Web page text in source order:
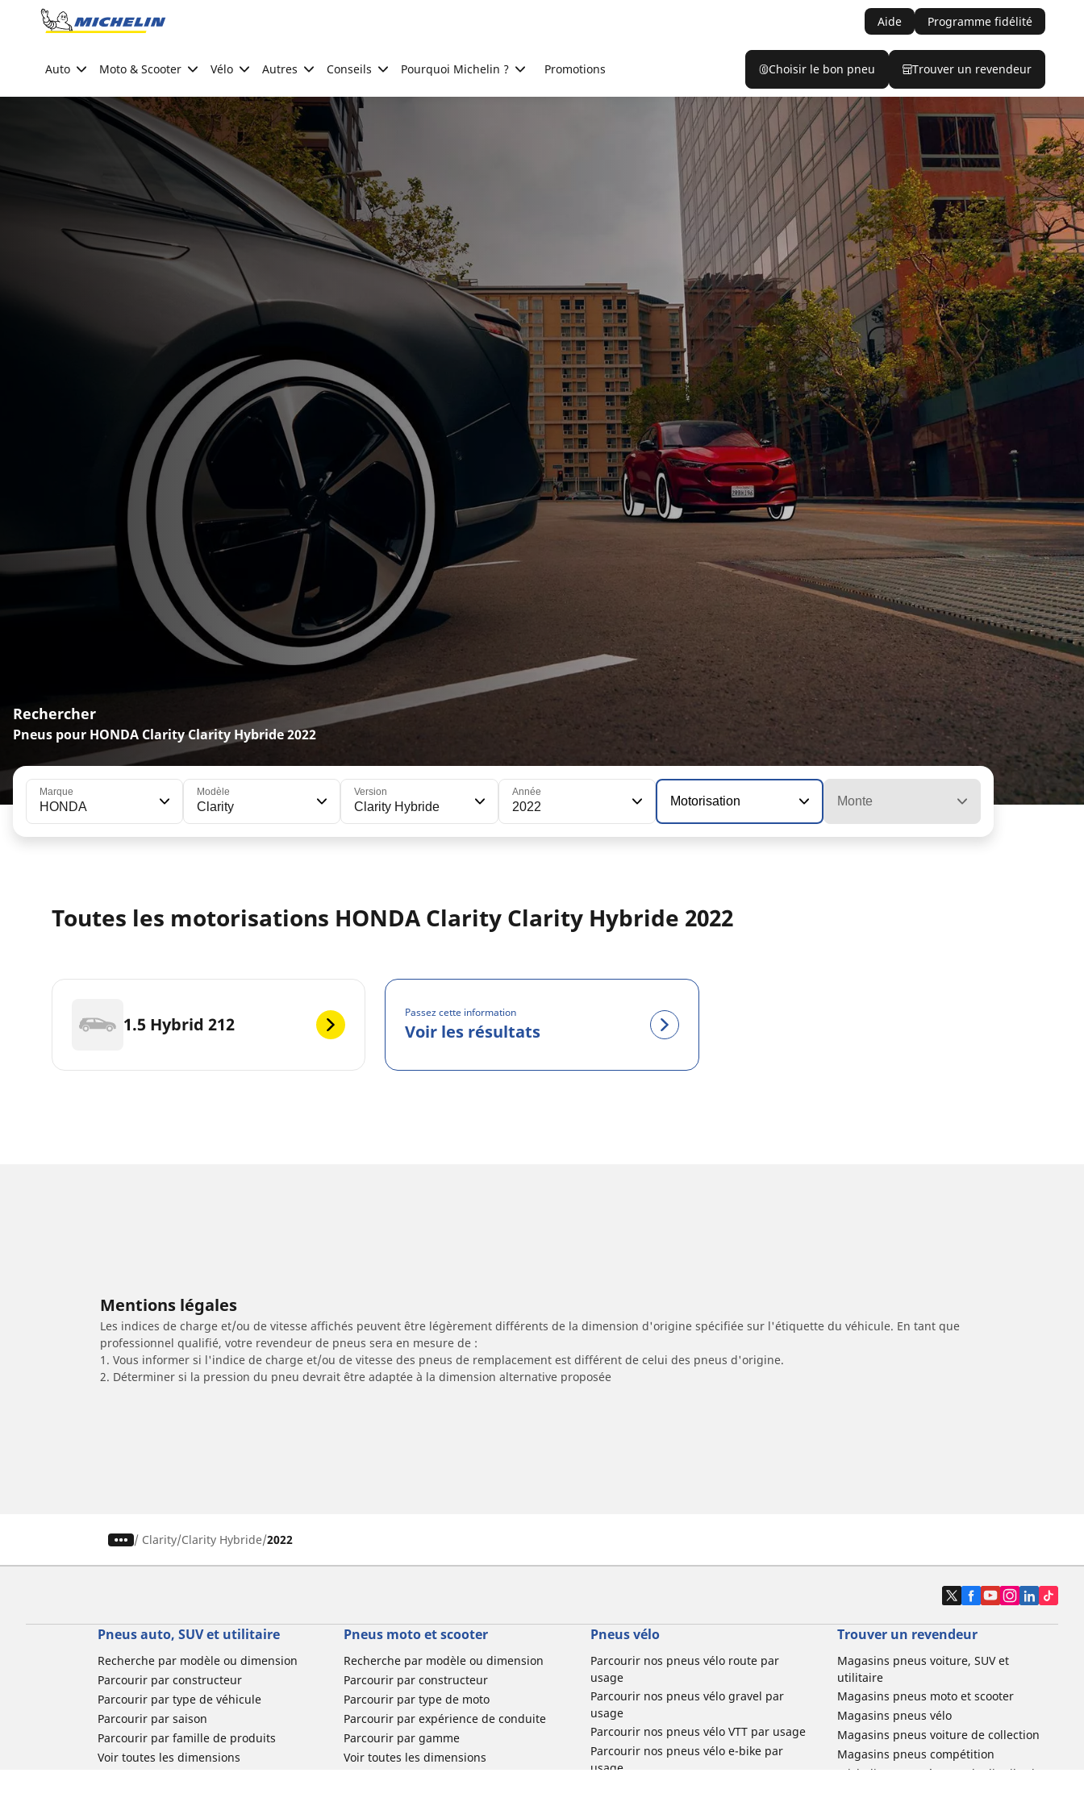
Go to page content
Aide Programme fidélité
Auto Moto & Scooter Vélo Autres Conseils Pourquoi Michelin ? Promotions Choisir le bon pneu Trouver un revendeur
Rechercher
Pneus pour HONDA Clarity Clarity Hybride 2022
Marque
HONDA
Modèle
Clarity
Version
Clarity Hybride
Année
2022 Motorisation Monte
Toutes les motorisations HONDA Clarity Clarity Hybride 2022
1.5 Hybrid 212
Passez cette information
Voir les résultats
Mentions légales
Les indices de charge et/ou de vitesse affichés peuvent être légèrement différents de la dimension d'origine spécifiée sur l'étiquette du véhicule. En tant que
professionnel qualifié, votre revendeur de pneus sera en mesure de :
1. Vous informer si l'indice de charge et/ou de vitesse des pneus de remplacement est différent de celui des pneus d'origine.
2. Déterminer si la pression du pneu devrait être adaptée à la dimension alternative proposée
/ Clarity Clarity Hybride 2022
Pneus auto, SUV et utilitaire
Recherche par modèle ou dimension
Parcourir par constructeur
Parcourir par type de véhicule
Parcourir par saison
Parcourir par famille de produits
Voir toutes les dimensions
Pneus moto et scooter
Recherche par modèle ou dimension
Parcourir par constructeur
Parcourir par type de moto
Parcourir par expérience de conduite
Parcourir par gamme
Voir toutes les dimensions
Pneus vélo
Parcourir nos pneus vélo route par
usage
Parcourir nos pneus vélo gravel par
usage
Parcourir nos pneus vélo VTT par usage
Parcourir nos pneus vélo e-bike par
usage
Trouver un revendeur
Magasins pneus voiture, SUV et
utilitaire
Magasins pneus moto et scooter
Magasins pneus vélo
Magasins pneus voiture de collection
Magasins pneus compétition
Michelin et ses réseaux de distribution